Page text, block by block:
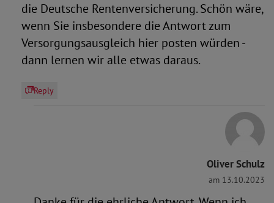
die Deutsche Rentenversicherung. Schön wäre,
wenn Sie insbesondere die Antwort zum
Versorgungsausgleich hier posten würden -
dann lernen wir alle etwas daraus.
Reply
Oliver Schulz
am 13.10.2023